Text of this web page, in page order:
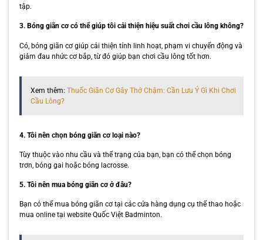
tập.
3. Bóng giãn cơ có thể giúp tôi cải thiện hiệu suất chơi cầu lông không?
Có, bóng giãn cơ giúp cải thiện tính linh hoạt, phạm vi chuyển động và
giảm đau nhức cơ bắp, từ đó giúp bạn chơi cầu lông tốt hơn.
Xem thêm: Thuốc Giãn Cơ Gây Thở Chậm: Cần Lưu Ý Gì Khi Chơi
Cầu Lông?
4. Tôi nên chọn bóng giãn cơ loại nào?
Tùy thuộc vào nhu cầu và thể trạng của bạn, bạn có thể chọn bóng
trơn, bóng gai hoặc bóng lacrosse.
5. Tôi nên mua bóng giãn cơ ở đâu?
Bạn có thể mua bóng giãn cơ tại các cửa hàng dụng cụ thể thao hoặc
mua online tại website Quốc Việt Badminton.